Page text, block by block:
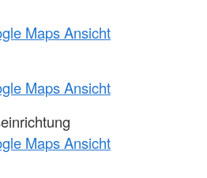
Maps Ansicht
Maps Ansicht
Maps Ansicht